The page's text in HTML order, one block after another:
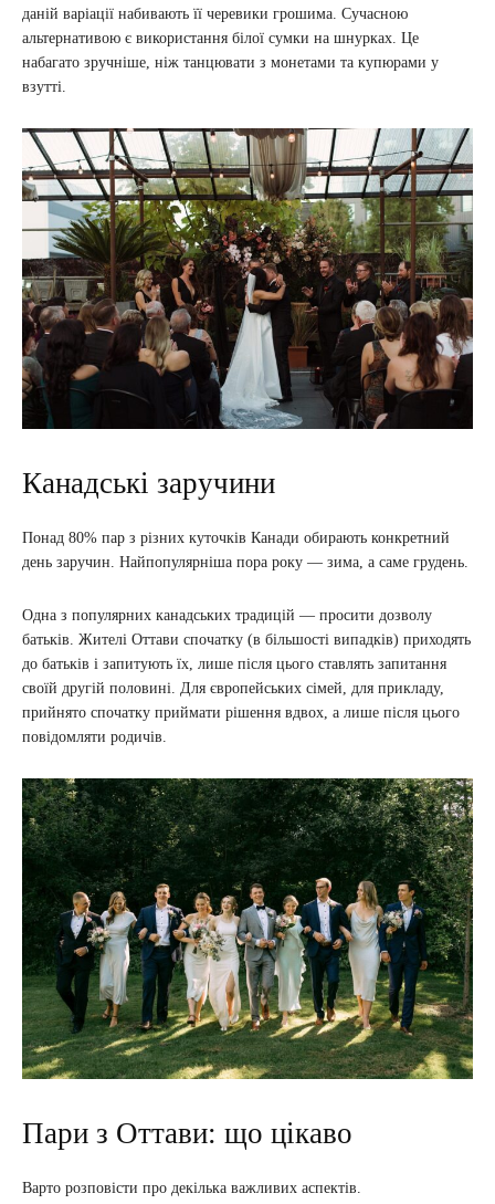
даній варіації набивають її черевики грошима. Сучасною
альтернативою є використання білої сумки на шнурках. Це
набагато зручніше, ніж танцювати з монетами та купюрами у
взутті.
Канадські заручини
Понад 80% пар з різних куточків Канади обирають конкретний
день заручин. Найпопулярніша пора року — зима, а саме грудень.
Одна з популярних канадських традицій — просити дозволу
батьків. Жителі Оттави спочатку (в більшості випадків) приходять
до батьків і запитують їх, лише після цього ставлять запитання
своїй другій половині. Для європейських сімей, для прикладу,
прийнято спочатку приймати рішення вдвох, а лише після цього
повідомляти родичів.
Пари з Оттави: що цікаво
Варто розповісти про декілька важливих аспектів.